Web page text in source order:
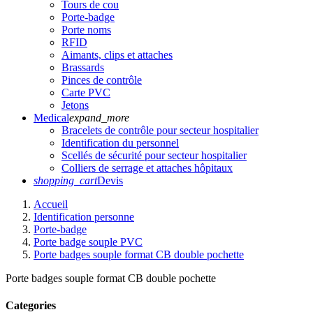
Tours de cou
Porte-badge
Porte noms
RFID
Aimants, clips et attaches
Brassards
Pinces de contrôle
Carte PVC
Jetons
Medicalexpand_more
Bracelets de contrôle pour secteur hospitalier
Identification du personnel
Scellés de sécurité pour secteur hospitalier
Colliers de serrage et attaches hôpitaux
shopping_cartDevis
Accueil
Identification personne
Porte-badge
Porte badge souple PVC
Porte badges souple format CB double pochette
Porte badges souple format CB double pochette
Categories